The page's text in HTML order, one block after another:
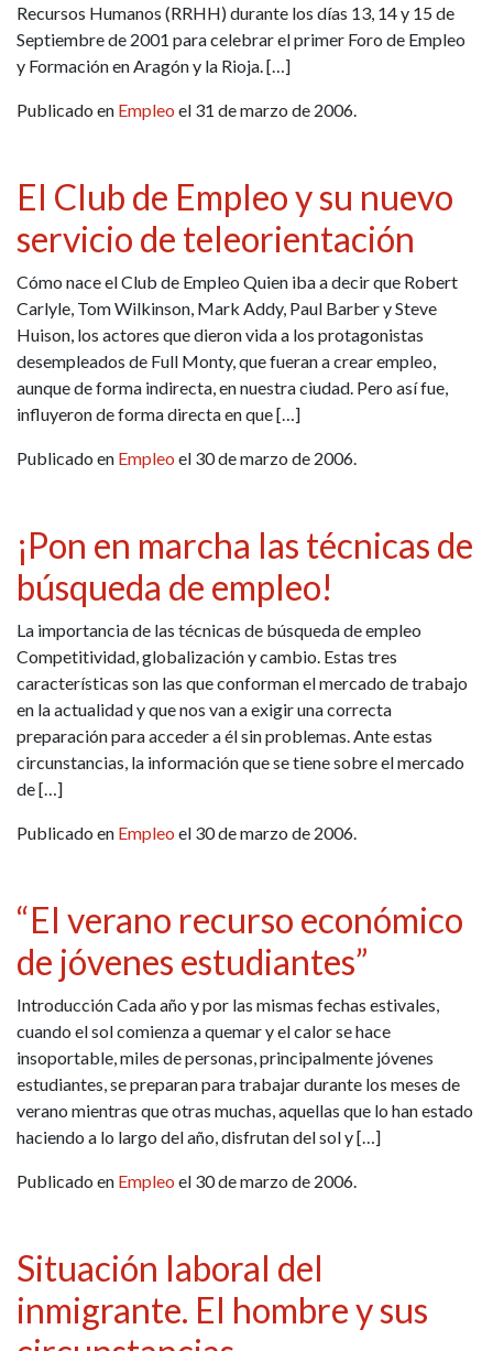
Recursos Humanos (RRHH) durante los días 13, 14 y 15 de
Septiembre de 2001 para celebrar el primer Foro de Empleo
y Formación en Aragón y la Rioja. […]
Publicado en Empleo el 31 de marzo de 2006.
El Club de Empleo y su nuevo
servicio de teleorientación
Cómo nace el Club de Empleo Quien iba a decir que Robert
Carlyle, Tom Wilkinson, Mark Addy, Paul Barber y Steve
Huison, los actores que dieron vida a los protagonistas
desempleados de Full Monty, que fueran a crear empleo,
aunque de forma indirecta, en nuestra ciudad. Pero así fue,
influyeron de forma directa en que […]
Publicado en Empleo el 30 de marzo de 2006.
¡Pon en marcha las técnicas de
búsqueda de empleo!
La importancia de las técnicas de búsqueda de empleo
Competitividad, globalización y cambio. Estas tres
características son las que conforman el mercado de trabajo
en la actualidad y que nos van a exigir una correcta
preparación para acceder a él sin problemas. Ante estas
circunstancias, la información que se tiene sobre el mercado
de […]
Publicado en Empleo el 30 de marzo de 2006.
“El verano recurso económico
de jóvenes estudiantes”
Introducción Cada año y por las mismas fechas estivales,
cuando el sol comienza a quemar y el calor se hace
insoportable, miles de personas, principalmente jóvenes
estudiantes, se preparan para trabajar durante los meses de
verano mientras que otras muchas, aquellas que lo han estado
haciendo a lo largo del año, disfrutan del sol y […]
Publicado en Empleo el 30 de marzo de 2006.
Situación laboral del
inmigrante. El hombre y sus